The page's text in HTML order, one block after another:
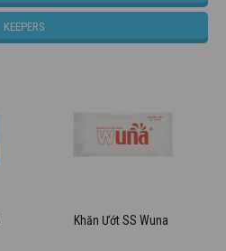
KEEPERS
Khăn Ướt SS Wuna